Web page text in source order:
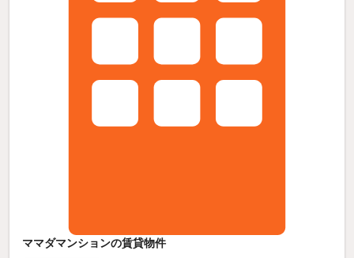
ママダマンションの賃貸物件